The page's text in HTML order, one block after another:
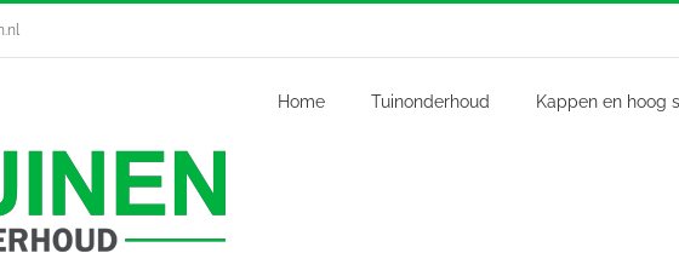
Home Tuinonderhoud Kappen en hoog